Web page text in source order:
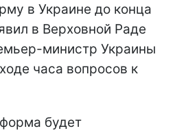
в Украине до конца
в Верховной Раде
министр Украины
часа вопросов к
будет